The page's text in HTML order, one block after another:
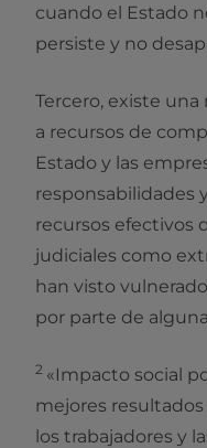
cuando el Estado
persiste y no
Tercero, existe
a recursos de
Estado y las
responsabilidades
recursos efectivos
judiciales como
han visto
por parte de
2 «Impacto social
mejores resultados
los trabajadores y